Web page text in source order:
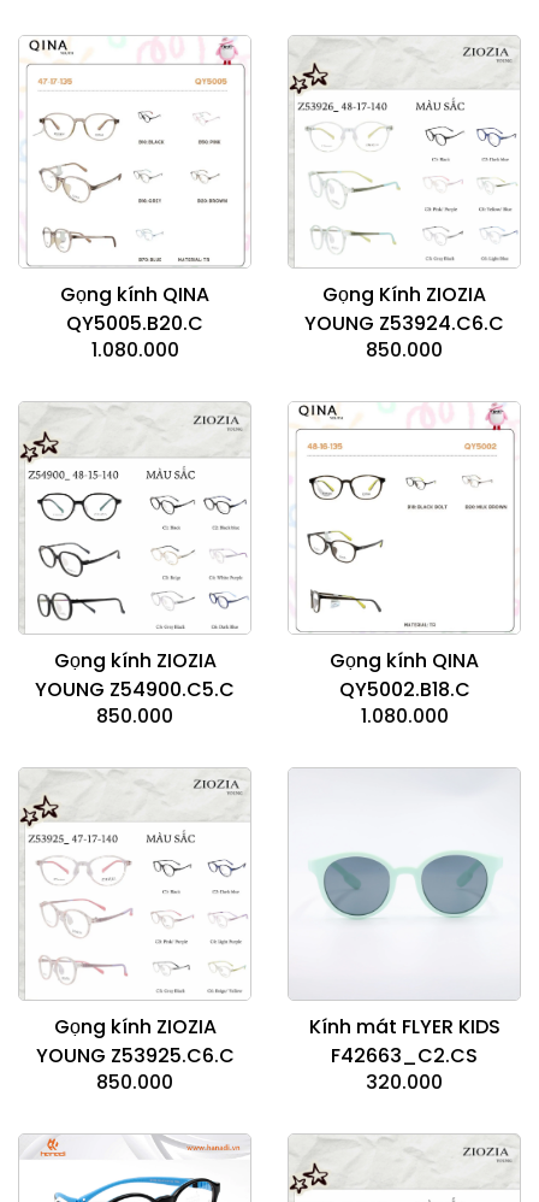
Gọng kính QINA
QY5005.B20.C
1.080.000
Gọng Kính ZIOZIA
YOUNG Z53924.C6.C
850.000
Gọng kính ZIOZIA
YOUNG Z54900.C5.C
850.000
Gọng kính QINA
QY5002.B18.C
1.080.000
Gọng kính ZIOZIA
YOUNG Z53925.C6.C
850.000
Kính mát FLYER KIDS
F42663_C2.CS
320.000